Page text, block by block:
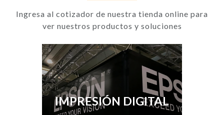
Ingresa al cotizador de nuestra tienda online para
ver nuestros productos y soluciones
IMPRESIÓN DIGITAL